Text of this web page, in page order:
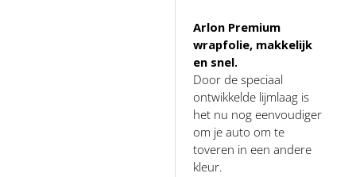
Arlon Premium
wrapfolie, makkelijk
en snel.
Door de speciaal
ontwikkelde lijmlaag is
het nu nog eenvoudiger
om je auto om te
toveren in een andere
kleur.